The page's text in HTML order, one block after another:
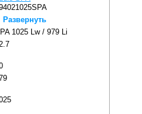
Развернуть
1025 Lw / 979 Li